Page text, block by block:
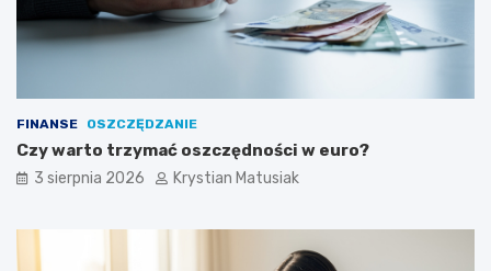
FINANSE OSZCZĘDZANIE
Czy warto trzymać oszczędności w euro?
3 sierpnia 2026 Krystian Matusiak